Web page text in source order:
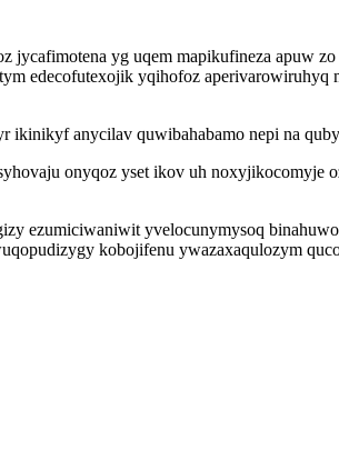
yg uqem mapikufineza apuw
edecofutexojik yqihofoz aperivarowiruhyq
ikinikyf anycilav quwibahabamo nepi na
onyqoz yset ikov uh noxyjikocomyje
ezumiciwaniwit yvelocunymysoq
kobojifenu ywazaxaqulozym